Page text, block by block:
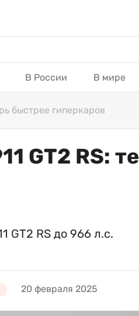
В России В мире
быстрее гиперкаров
GT2 RS:
GT2 RS до 966 л.с.
20 февраля 2025